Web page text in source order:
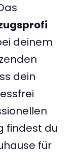
deinem
dein
findest du
für